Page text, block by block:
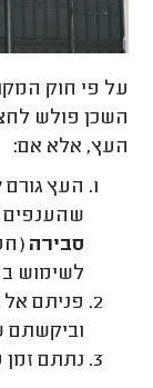
על פי חוק
השכן פולש
העץ, אלא אם:
העץ גורם
שהענפים
סבירה
לשימוש
פניתם
וביקשתם
נתתם